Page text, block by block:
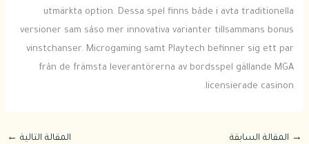
utmärkta option. Dessa spel finns både i avta traditionella
versioner sam såso mer innovativa varianter tillsammans bonus
vinstchanser. Microgaming samt Playtech befinner sig ett par
från de främsta leverantörerna av bordsspel gällande MGA
licensierade casinon.
→ المقالة السابقة المقالة التالية ←